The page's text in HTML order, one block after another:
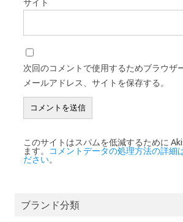
サイト
次回のコメントで使用するためブラウザ
メールアドレス、サイトを保存する。
このサイトはスパムを低減するために
ます。
コメントデータの処理方法の詳細
ださい。
ブランド分類